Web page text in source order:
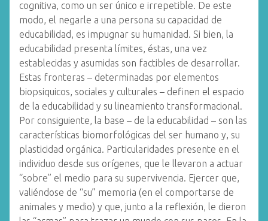
cognitiva, como un ser único e irrepetible. De este
modo, el negarle a una persona su capacidad de
educabilidad, es impugnar su humanidad. Si bien, la
educabilidad presenta límites, éstas, una vez
establecidas y asumidas son factibles de desarrollar.
Estas fronteras – determinadas por elementos
biopsiquicos, sociales y culturales – definen el espacio
de la educabilidad y su lineamiento transformacional.
Por consiguiente, la base – de la educabilidad – son las
características biomorfológicas del ser humano y, su
plasticidad orgánica. Particularidades presente en el
individuo desde sus orígenes, que le llevaron a actuar
“sobre” el medio para su supervivencia. Ejercer que,
valiéndose de “su” memoria (en el comportarse de
animales y medio) y que, junto a la reflexión, le dieron